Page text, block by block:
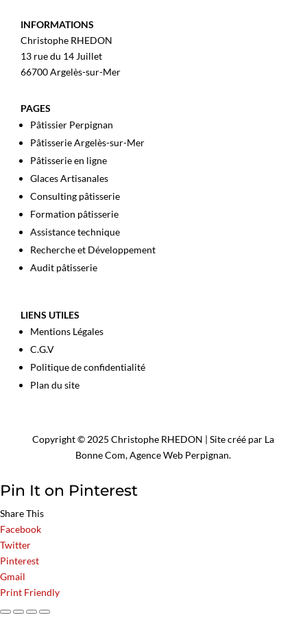
INFORMATIONS
Christophe RHEDON
13 rue du 14 Juillet
66700 Argelès-sur-Mer
PAGES
Pâtissier Perpignan
Pâtisserie Argelès-sur-Mer
Pâtisserie en ligne
Glaces Artisanales
Consulting pâtisserie
Formation pâtisserie
Assistance technique
Recherche et Développement
Audit pâtisserie
LIENS UTILES
Mentions Légales
C.G.V
Politique de confidentialité
Plan du site
Copyright © 2025 Christophe RHEDON | Site créé par La
Bonne Com,Agence Web Perpignan.
Pin It on Pinterest
Share This
Facebook
Twitter
Pinterest
Gmail
Print Friendly